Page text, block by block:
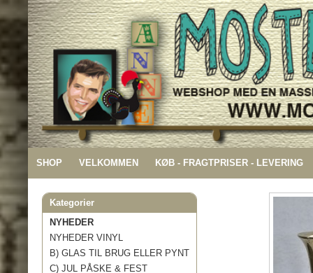
SHOP VELKOMMEN KØB - FRAGTPRISER - LEVERING
Kategorier
NYHEDER
NYHEDER VINYL
B) GLAS TIL BRUG ELLER PYNT
C) JUL PÅSKE & FEST